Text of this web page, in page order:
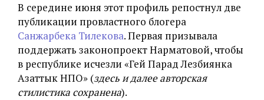
В середине июня этот профиль репостнул две
публикации провластного блогера
Санжарбека Тилекова. Первая призывала
поддержать законопроект Нарматовой, чтобы
в республике исчезли «Гей Парад Лезбиянка
Азаттык НПО» (здесь и далее авторская
стилистика сохранена).